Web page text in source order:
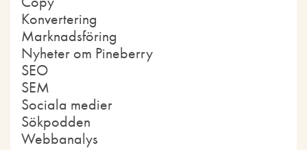
Konvertering
Marknadsföring
Nyheter om Pineberry
SEO
SEM
Sociala medier
Sökpodden
Webbanalys